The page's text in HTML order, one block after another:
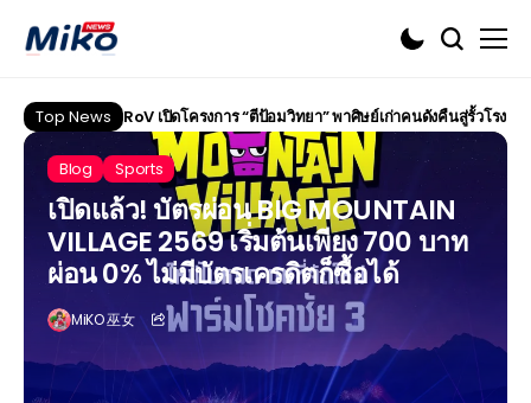
Top News RoV เปิดโครงการ “ตีป้อมวิทยา” พาศิษย์เก่าคนดังคืนสู่รั้วโรงเ
Blog Sports
เปิดแล้ว! บัตรผ่อน BIG MOUNTAIN
VILLAGE 2569 เริ่มต้นเพียง 700 บาท
ผ่อน 0% ไม่มีบัตรเครดิตก็ซื้อได้
MiKO 巫女